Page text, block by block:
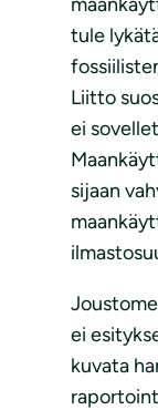
tule
Liitto
ei
sijaan
ei
kuvata